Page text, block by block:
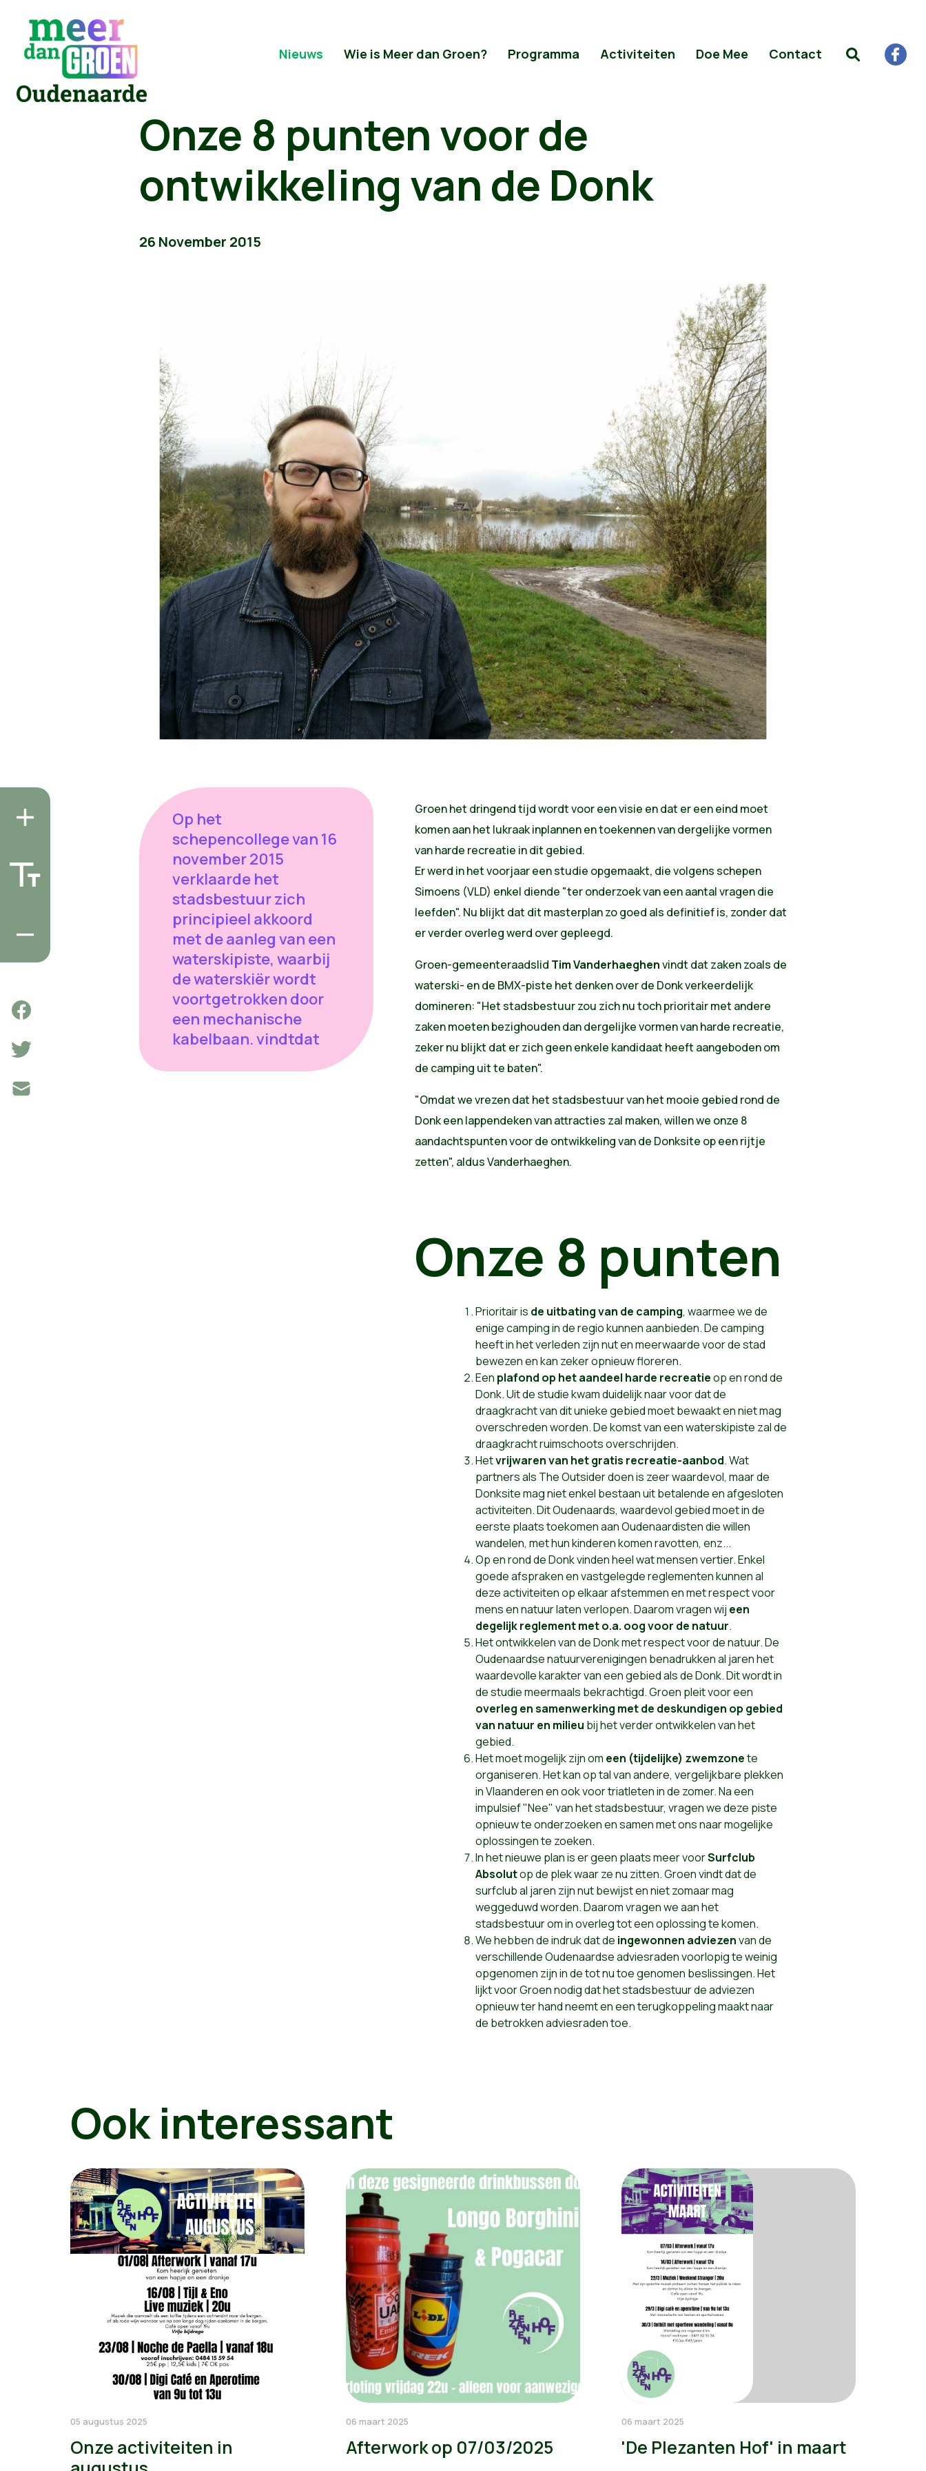
Nieuws Wie is Meer dan Groen? Programma Activiteiten Doe Mee Contact
Onze 8 punten voor de
ontwikkeling van de Donk
26 November 2015
Op het
schepencollege van 16
november 2015
verklaarde het
stadsbestuur zich
principieel akkoord
met de aanleg van een
waterskipiste, waarbij
de waterskiër wordt
voortgetrokken door
een mechanische
kabelbaan. vindtdat
Groenhet dringendtijdwordtvooreenvisie endat ereeneind moet
komenaanhet lukraakinplannenentoekennenvandergelijkevormen
vanharde recreatie indit gebied.
Erwerd inhetvoorjaareenstudie opgemaakt, dievolgensschepen
Simoens (VLD) enkel diende "teronderzoekvaneenaantalvragendie
leefden". Nu blijkt dat dit masterplanzogoed als definitiefis, zonderdat
erverderoverlegwerd overgepleegd.
Groen-gemeenteraadslid TimVanderhaeghenvindt dat zakenzoals de
waterski- en de BMX-piste het denkenover de Donkverkeerdelijk
domineren: "Hetstadsbestuurzou zichnutochprioritairmet andere
zakenmoetenbezighoudendandergelijkevormenvanharde recreatie,
zekernu blijkt dat erzichgeenenkele kandidaat heeft aangebodenom
de camping uitte baten".
"Omdat wevrezendat hetstadsbestuurvanhet mooie gebied rond de
Donkeenlappendekenvanattracties zal maken,willenwe onze 8
aandachtspuntenvoorde ontwikkelingvan de Donksite opeenrijtje
zetten", aldusVanderhaeghen.
Onze 8 punten
Prioritair is de uitbating van de camping, waarmee we de
enige camping in de regio kunnen aanbieden. De camping
heeft in het verleden zijn nut en meerwaarde voor de stad
bewezen en kan zeker opnieuw floreren.
Een plafond op het aandeel harde recreatieop en rond de
Donk. Uit de studie kwam duidelijk naar voor dat de
draagkracht van dit unieke gebied moet bewaakt en niet mag
overschreden worden. De komst van een waterskipiste zal de
draagkracht ruimschoots overschrijden.
Hetvrijwaren van het gratis recreatie-aanbod. Wat
partners als The Outsider doen is zeer waardevol, maar de
Donksite mag niet enkel bestaan uit betalende en afgesloten
activiteiten. Dit Oudenaards, waardevol gebied moet in de
eerste plaats toekomen aan Oudenaardisten die willen
wandelen, met hun kinderen komen ravotten, enz...
Op en rond de Donk vinden heel wat mensen vertier. Enkel
goede afspraken en vastgelegde reglementen kunnen al
deze activiteiten op elkaar afstemmen en met respect voor
mens en natuur laten verlopen. Daarom vragen wij een
degelijk reglement met o.a. oog voor de natuur.
Het ontwikkelen van de Donk met respect voor de natuur. De
Oudenaardse natuurverenigingen benadrukken al jaren het
waardevolle karakter van een gebied als de Donk. Dit wordt in
de studie meermaals bekrachtigd. Groen pleit voor een
overleg en samenwerking met de deskundigen op gebied
van natuur en milieu bij het verder ontwikkelen van het
gebied.
Het moet mogelijk zijn om een (tijdelijke) zwemzonete
organiseren. Het kan op tal van andere, vergelijkbare plekken
in Vlaanderen en ook voor triatleten in de zomer. Na een
impulsief "Nee" van het stadsbestuur, vragen we deze piste
opnieuw te onderzoeken en samen met ons naar mogelijke
oplossingen te zoeken.
In het nieuwe plan is er geen plaats meer voorSurfclub
Absolutop de plek waar ze nu zitten. Groen vindt dat de
surfclub al jaren zijn nut bewijst en niet zomaar mag
weggeduwd worden. Daarom vragen we aan het
stadsbestuur om in overleg tot een oplossing te komen.
We hebben de indruk dat de ingewonnen adviezenvan de
verschillende Oudenaardse adviesraden voorlopig te weinig
opgenomen zijn in de tot nu toe genomen beslissingen. Het
lijkt voor Groen nodig dat het stadsbestuur de adviezen
opnieuw ter hand neemt en een terugkoppeling maakt naar
de betrokken adviesraden toe.
Ook interessant
05 augustus 2025
Onze activiteiten in
06 maart 2025
Afterwork op 07/03/2025
06 maart 2025
'De Plezanten Hof' in maart